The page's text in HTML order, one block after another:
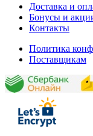
Доставка и
Бонусы и
Контакты
Политика
Поставщикам